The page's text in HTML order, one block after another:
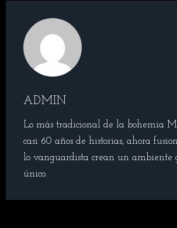
ADMIN
Lo más tradicional de la bohemia
casi 60 años de historias, ahora
lo vanguardista crean un ambiente
único.